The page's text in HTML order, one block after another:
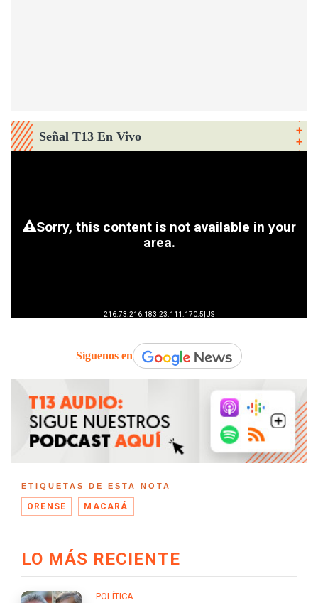
Señal T13 En Vivo
Síguenos en
ETIQUETAS DE ESTA NOTA
ORENSE MACARÁ
LO MÁS RECIENTE
POLÍTICA